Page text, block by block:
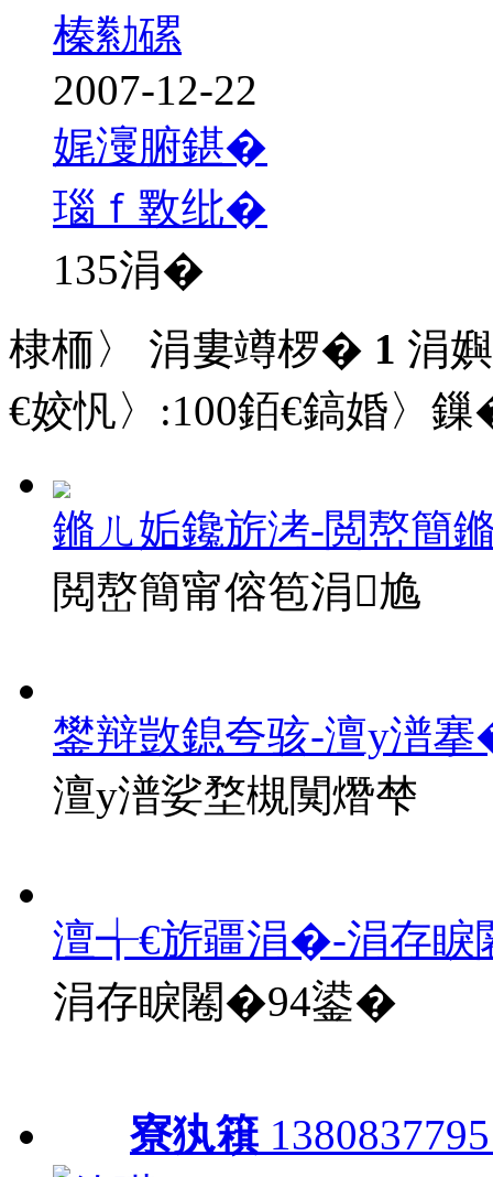
榛勬磥
2007-12-22
娓濅腑鍖�
瑙ｆ斁纰�
135涓�
棣栭〉 涓婁竴椤� 1 涓
€姣忛〉:100銆€鎬婚〉
鏅ㄦ姤鑱旂洘-閲嶅簡
閲嶅簡甯傛笣涓尯
鐢辩敳鎴夸骇-澶у潽
澶у潽娑堥槻闃熸梺
澶╅€旂疆涓�-涓存睙
涓存睙闂�94鍙�
寮犱簯